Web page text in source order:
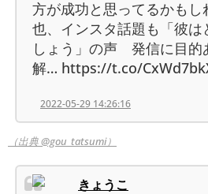
方が成功と思ってるかも
也、インスタ話題も「彼は
しょう」の声 発信に目的
解… https://t.co/
2022-05-29 14:26:16
（出典 @gou_tatsumi）
きょうこ